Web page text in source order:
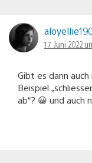
17. Juni 2022
Gibt es dann
Beispiel
ab“? 😀 und auch